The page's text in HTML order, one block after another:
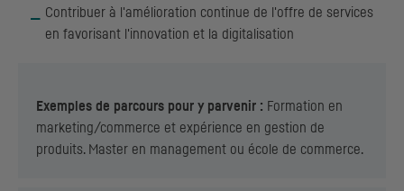
Contribuer à l'amélioration continue de l'offre de services
en favorisant l'innovation et la digitalisation
Exemples de parcours pour y parvenir : Formation en
marketing/commerce et expérience en gestion de
produits. Master en management ou école de commerce.